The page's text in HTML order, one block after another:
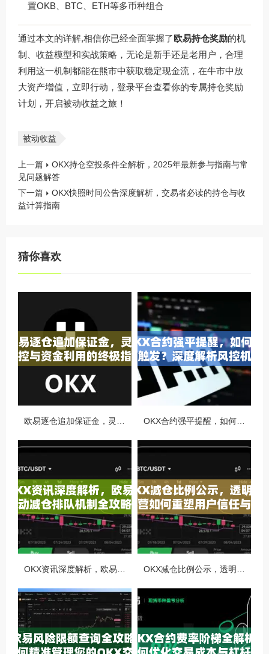
置OKB、BTC、ETH等多币种组合
通过本文的详解,相信你已经全面掌握了欧易持仓奖励的机
制、收益模型和实战策略，无论是新手还是老用户，合理
利用这一机制都能在熊市中获取稳定现金流，在牛市中放
大资产增值，立即行动，登录平台查看你的专属持仓奖励
计划，开启被动收益之旅！
被动收益
上一篇
OKX持仓空投条件全解析，2025年最新参与指南与常
见问题解答
下一篇
OKX快照时间公告深度解析，交易者必读的持仓与收
益计算指南
猜你喜欢